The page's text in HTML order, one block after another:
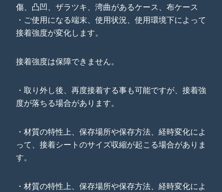
傷、凸凹、ザラツキ、湾曲があるケース、布ケース
・ご使用になる端末、使用状況、使用環境下によって
接着強度が変化します。
接着強度は保障できません。
・取り外し後、再度接着する事も可能ですが、接着強
度が落ちる場合があります。
・材質の特性上、保存場所や保存方法、経時変化によ
って、接着シートのサイズ収縮が起こる場合がありま
す。
・材質の特性上、保存場所や保存方法、経時変化によ